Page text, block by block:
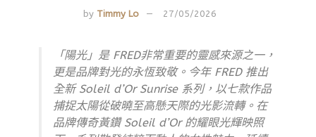
by Timmy Lo 27/05/2026
「陽光」是 FRED非常重要的靈感來源之一，
更是品牌對光的永恆致敬。今年 FRED 推出
全新 Soleil d’Or Sunrise 系列，以七款作品
捕捉太陽從破曉至高懸天際的光影流轉。在
品牌傳奇黃鑽 Soleil d’Or 的耀眼光輝映照